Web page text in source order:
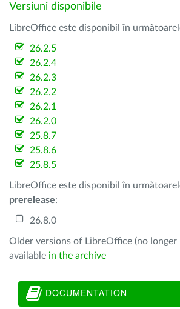
Versiuni disponibile
LibreOffice este disponibil în
26.2.5
26.2.4
26.2.3
26.2.2
26.2.1
26.2.0
25.8.7
25.8.6
25.8.5
LibreOffice este disponibil în
prerelease:
26.8.0
Older versions of LibreOffice (no longer
available in the archive
DOCUMENTATION